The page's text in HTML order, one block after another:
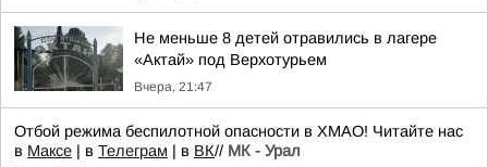
Не меньше 8 детей отравились в лагере
«Актай» под Верхотурьем
Вчера, 21:47
Отбой режима беспилотной опасности в ХМАО! Читайте нас
в Максе | в Телеграм | в ВК// МК - Урал